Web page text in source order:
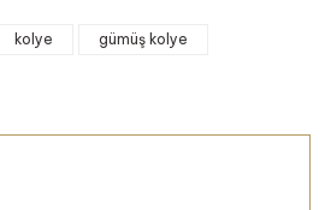
kolye
gümüş kolye